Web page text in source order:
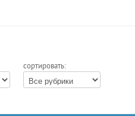
сортировать: